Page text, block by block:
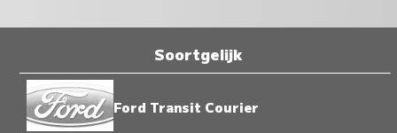
Soortgelijk
Ford Transit Courier